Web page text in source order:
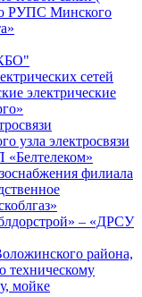
РУПС Минского
сетей
электрические
узла электросвязи
филиала
– «ДРСУ
района,
техническому
мойке